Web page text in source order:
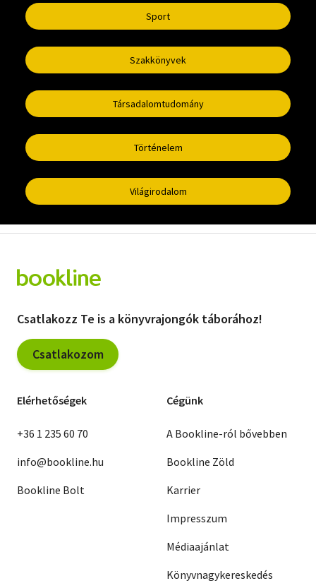
Sport
Szakkönyvek
Társadalomtudomány
Történelem
Világirodalom
Csatlakozz Te is a könyvrajongók táborához!
Csatlakozom
Elérhetőségek
+36 1 235 60 70
info@bookline.hu
Bookline Bolt
Cégünk
A Bookline-ról bővebben
Bookline Zöld
Karrier
Impresszum
Médiaajánlat
Könyvnagykereskedés